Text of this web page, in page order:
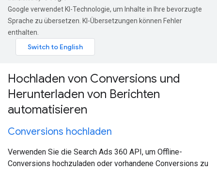
Google verwendet KI-Technologie, um Inhalte in Ihre bevorzugte
Sprache zu übersetzen. KI-Übersetzungen können Fehler
enthalten.
Hochladen von Conversions und
Herunterladen von Berichten
automatisieren
Conversions hochladen
Verwenden Sie die Search Ads 360 API, um Offline-
Conversions hochzuladen oder vorhandene Conversions zu